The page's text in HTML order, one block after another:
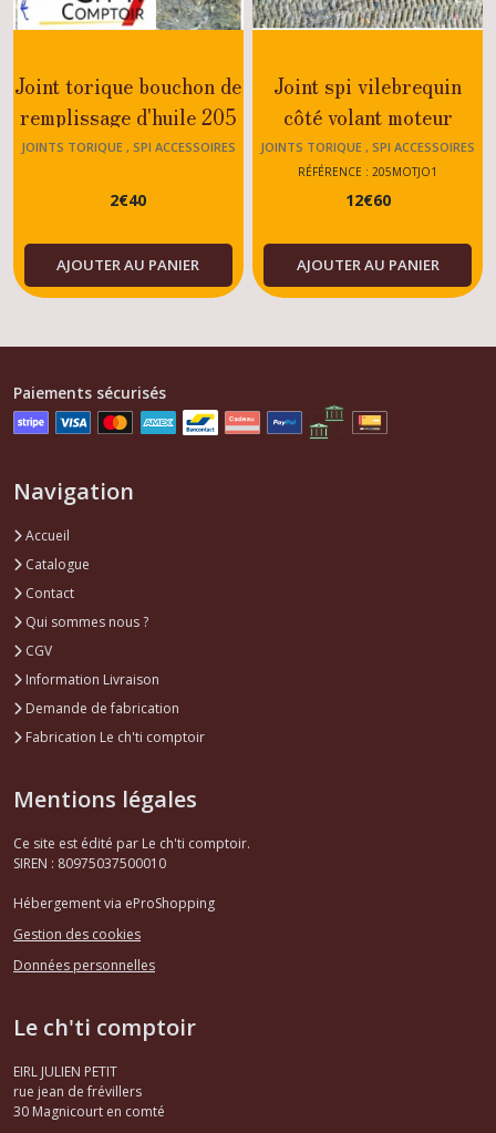
Joint torique bouchon de
remplissage d'huile 205
GTI / CTI
JOINTS TORIQUE , SPI ACCESSOIRES
2€40
AJOUTER AU PANIER
Joint spi vilebrequin
côté volant moteur
Peugeot 205
GTI/DIESEL/DTRUBO
JOINTS TORIQUE , SPI ACCESSOIRES
MOTEUR 205
RÉFÉRENCE : 205MOTJO1
12€60
AJOUTER AU PANIER
Paiements sécurisés
Navigation
Accueil
Catalogue
Contact
Qui sommes nous ?
CGV
Information Livraison
Demande de fabrication
Fabrication Le ch'ti comptoir
Mentions légales
Ce site est édité par Le ch'ti comptoir.
SIREN : 80975037500010
Hébergement via eProShopping
Gestion des cookies
Données personnelles
Le ch'ti comptoir
EIRL JULIEN PETIT
rue jean de frévillers
30 Magnicourt en comté